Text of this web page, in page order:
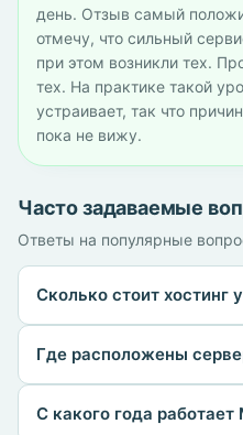
день. Отзыв самый
отмечу, что сильный
при этом возникли тех.
тех. На практике такой
устраивает, так что
пока не вижу.
Часто задаваемые
Ответы на популярные
Сколько стоит хостинг
Где расположены
С какого года работает